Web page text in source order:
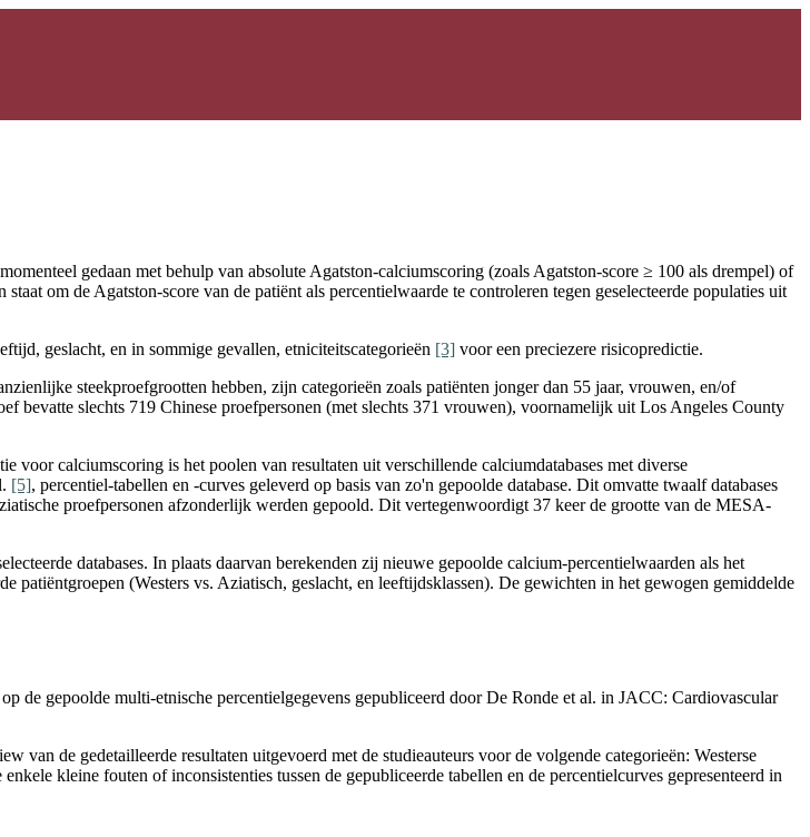
gedaan met behulp van absolute Agatston-calciumscoring (zoals Agatston-score ≥ 100 als drempel) of
om de Agatston-score van de patiënt als percentielwaarde te controleren tegen geselecteerde populaties uit
geslacht, en in sommige gevallen, etniciteitscategorieën [3] voor een preciezere risicopredictie.
steekproefgrootten hebben, zijn categorieën zoals patiënten jonger dan 55 jaar, vrouwen, en/of
bevatte slechts 719 Chinese proefpersonen (met slechts 371 vrouwen), voornamelijk uit Los Angeles County
voor calciumscoring is het poolen van resultaten uit verschillende calciumdatabases met diverse
[5], percentiel-tabellen en -curves geleverd op basis van zo'n gepoolde database. Dit omvatte twaalf databases
proefpersonen afzonderlijk werden gepoold. Dit vertegenwoordigt 37 keer de grootte van de MESA-
databases. In plaats daarvan berekenden zij nieuwe gepoolde calcium-percentielwaarden als het
patiëntgroepen (Westers vs. Aziatisch, geslacht, en leeftijdsklassen). De gewichten in het gewogen gemiddelde
de gepoolde multi-etnische percentielgegevens gepubliceerd door De Ronde et al. in JACC: Cardiovascular
van de gedetailleerde resultaten uitgevoerd met de studieauteurs voor de volgende categorieën: Westerse
kleine fouten of inconsistenties tussen de gepubliceerde tabellen en de percentielcurves gepresenteerd in